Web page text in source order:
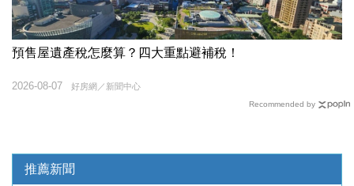
預售屋遺產稅怎麼算？四大重點避補稅！
好房網／新聞中心
2026-08-07
Recommended by
推薦新聞